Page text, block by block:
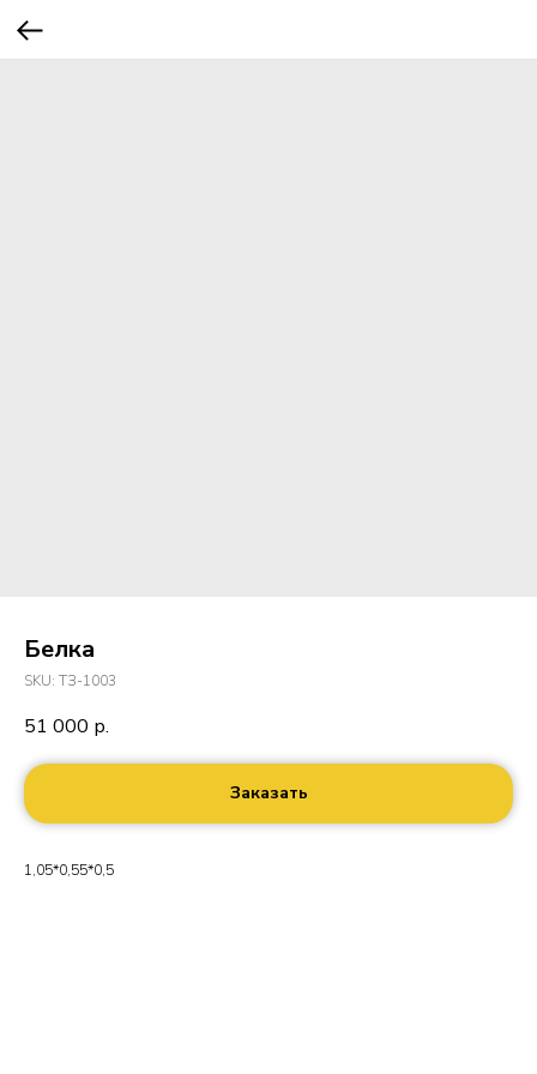
Белка
SKU: ТЗ-1003
51 000 р.
Заказать
1,05*0,55*0,5